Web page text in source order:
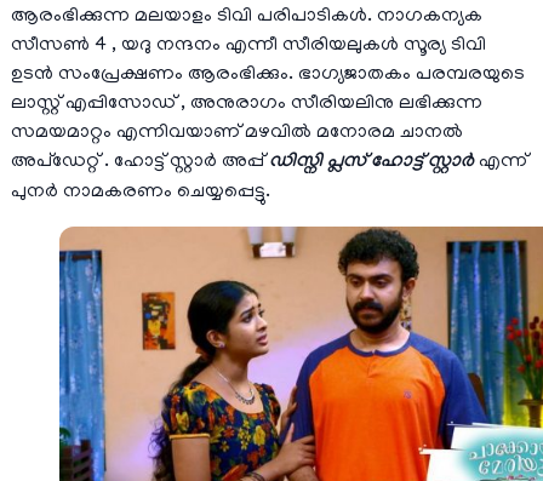
ആരംഭിക്കുന്ന മലയാളം ടിവി പരിപാടികള്‍. നാഗകന്യക
സീസണ്‍ 4 , യദു നന്ദനം എന്നീ സീരിയലുകള്‍ സൂര്യ ടിവി
ഉടന്‍ സംപ്രേക്ഷണം ആരംഭിക്കും. ഭാഗ്യജാതകം പരമ്പരയുടെ
ലാസ്റ്റ് എപ്പിസോഡ് , അനുരാഗം സീരിയലിനു ലഭിക്കുന്ന
സമയമാറ്റം എന്നിവയാണ് മഴവില്‍ മനോരമ ചാനല്‍
അപ്ഡേറ്റ് . ഹോട്ട് സ്റ്റാര്‍ അപ്പ്ഡിസ്നി പ്ലസ് ഹോട്ട് സ്റ്റാര്‍എന്ന്
പുനര്‍ നാമകരണം ചെയ്യപ്പെട്ടു.